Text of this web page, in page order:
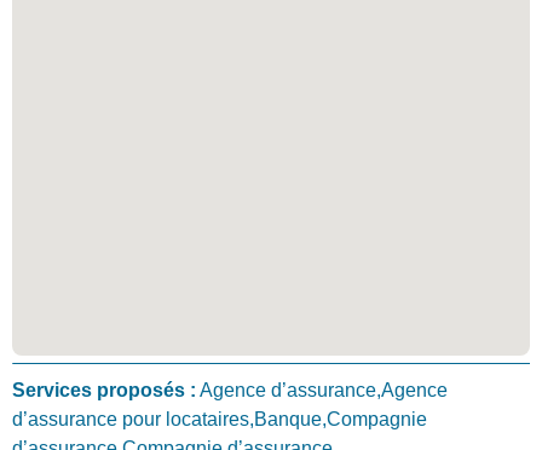
Services proposés : Agence d’assurance,Agence
d’assurance pour locataires,Banque,Compagnie